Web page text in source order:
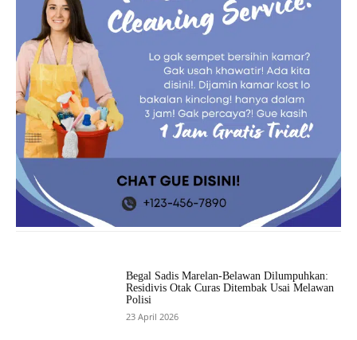
Begal Sadis Marelan-Belawan Dilumpuhkan:
Residivis Otak Curas Ditembak Usai Melawan
Polisi
23 April 2026